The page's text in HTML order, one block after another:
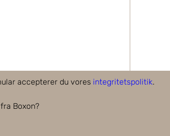
accepterer du vores integritetspolitik.
Boxon?